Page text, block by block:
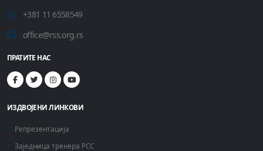
+381 11 6558549
office@rss.org.rs
ПРАТИТЕ НАС
ИЗДВОЈЕНИ ЛИНКОВИ
Репрезентација
Заједница тренера РСС